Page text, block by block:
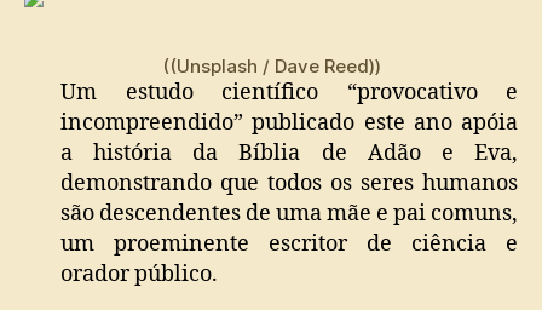
Eva
((Unsplash / Dave Reed))
Um estudo científico “provocativo e
incompreendido” publicado este ano apóia
a história da Bíblia de Adão e Eva,
demonstrando que todos os seres humanos
são descendentes de uma mãe e pai comuns,
um proeminente escritor de ciência e
orador público.